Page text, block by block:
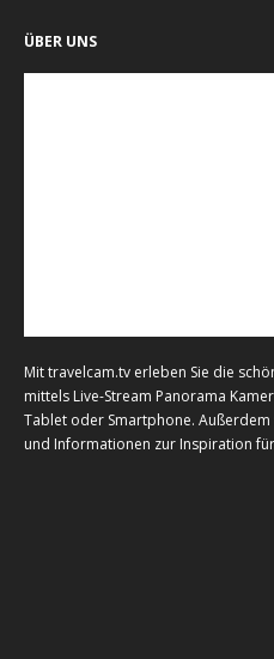
ÜBER UNS
Mit travelcam.tv erleben Sie die
mittels Live-Stream Panorama
Tablet oder Smartphone.
und Informationen zur Inspiration